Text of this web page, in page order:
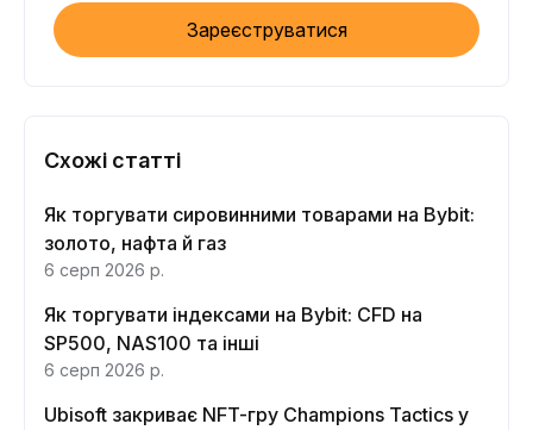
Зареєструватися
Схожі статті
Як торгувати сировинними товарами на Bybit:
золото, нафта й газ
6 серп 2026 р.
Як торгувати індексами на Bybit: CFD на
SP500, NAS100 та інші
6 серп 2026 р.
Ubisoft закриває NFT-гру Champions Tactics у